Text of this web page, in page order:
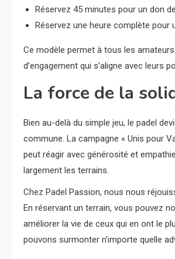
Réservez 45 minutes pour un don
Réservez une heure complète pour
Ce modèle permet à tous les
d’engagement qui s’aligne avec
La force de la
Bien au-delà du simple jeu, le padel
commune. La campagne « Unis pour
peut réagir avec générosité et
largement les terrains.
Chez Padel Passion, nous nous
En réservant un terrain, vous pouvez
améliorer la vie de ceux qui en ont le
pouvons surmonter n’importe quelle